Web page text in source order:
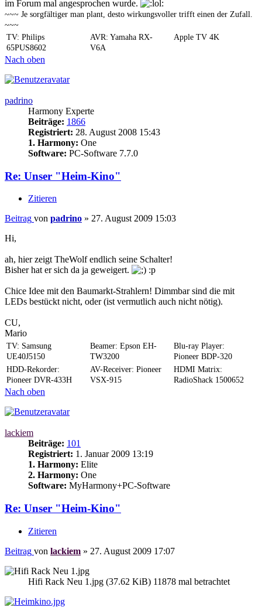
im Forum mal angesprochen wurde.
~~~ Je sorgfältiger man plant, desto wirkungsvoller trifft einen der Zufall.
~~~
TV: Philips
65PUS8602
AVR: Yamaha RX-
V6A
Apple TV 4K
Nach oben
padrino
Harmony Experte
Beiträge: 1866
Registriert: 28. August 2008 15:43
1. Harmony: One
Software: PC-Software 7.7.0
Re: Unser "Heim-Kino"
Zitieren
Beitrag von padrino » 27. August 2009 15:03
Hi,
ah, hier zeigt TheWolf endlich seine Schalter!
Bisher hat er sich da ja geweigert.
:p
Chice Idee mit den Baumarkt-Strahlern! Dimmbar sind die mit
LEDs bestückt nicht, oder (ist vermutlich auch nicht nötig).
CU,
Mario
TV: Samsung
UE40J5150
Beamer: Epson EH-
TW3200
Blu-ray Player:
Pioneer BDP-320
HDD-Rekorder:
Pioneer DVR-433H
AV-Receiver: Pioneer
VSX-915
HDMI Matrix:
RadioShack 1500652
Nach oben
lackiem
Beiträge: 101
Registriert: 1. Januar 2009 13:19
1. Harmony: Elite
2. Harmony: One
Software: MyHarmony+PC-Software
Re: Unser "Heim-Kino"
Zitieren
Beitrag von lackiem » 27. August 2009 17:07
Hifi Rack Neu 1.jpg (37.62 KiB) 11878 mal betrachtet